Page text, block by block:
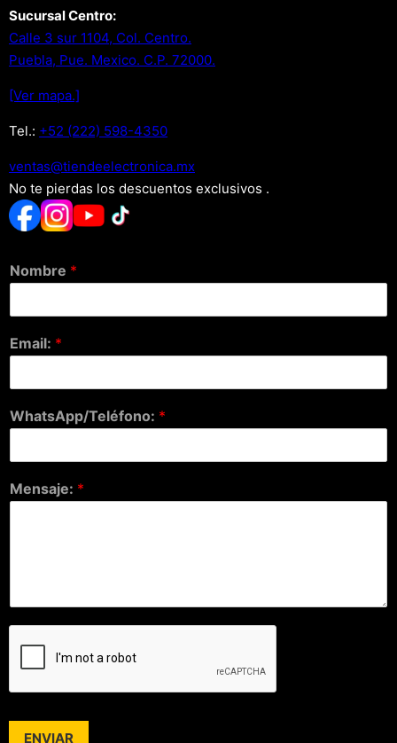
Sucursal Centro:
Calle 3 sur 1104, Col. Centro.
Puebla, Pue. Mexico. C.P. 72000.
[Ver mapa.]
Tel.: +52 (222) 598-4350
xm.acinortceleedneit@satnev
No te pierdas los descuentos exclusivos .
Nombre *
Email: *
WhatsApp/Teléfono: *
Mensaje: *
ENVIAR